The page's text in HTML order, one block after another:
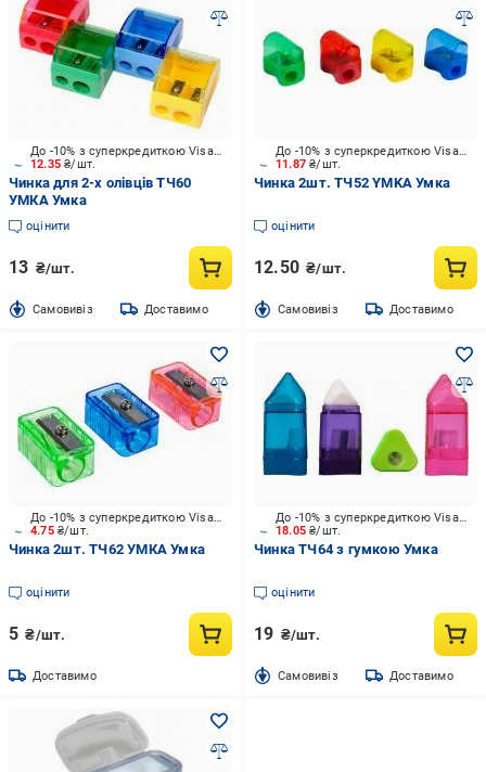
12.35₴/шт.
До -10% з суперкредиткою Visa Вигода
Чинка для 2-х олівців ТЧ60
УМКА Умка
оцінити
13 ₴/шт.
Cамовивіз Доставимо
11.87₴/шт.
До -10% з суперкредиткою Visa Вигода
Чинка 2шт. ТЧ52 YMKA Умка
оцінити
12.50 ₴/шт.
Cамовивіз Доставимо
4.75 ₴/шт.
До -10% з суперкредиткою Visa Вигода
Чинка 2шт. ТЧ62 УМКА Умка
оцінити
5 ₴/шт.
Доставимо
18.05₴/шт.
До -10% з суперкредиткою Visa Вигода
Чинка ТЧ64 з гумкою Умка
оцінити
19 ₴/шт.
Cамовивіз Доставимо